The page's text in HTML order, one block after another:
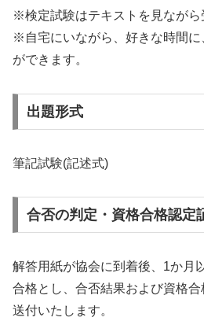
※検定試験はテキストを見ながら
※自宅にいながら、好きな時間に
ができます。
出題形式
筆記試験(記述式)
合否の判定・資格合格認定
解答用紙が協会に到着後、1か月
合格とし、合否結果および資格
送付いたします。